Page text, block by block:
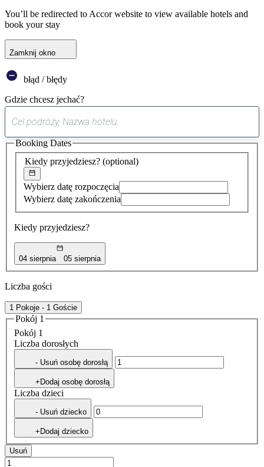
You’ll be redirected to Accor website to view available hotels and
book your stay
Zamknij okno
błąd / błędy
Gdzie chcesz jechać?
sugestia
została
znaleziona
Kiedy przyjedziesz? (optional)
Wybierz datę rozpoczęcia
Wybierz datę zakończenia
Kiedy przyjedziesz?
04 sierpnia 05 sierpnia
Booking Dates
Liczba gości
1 Pokoje - 1 Goście
Pokój 1
Pokój 1
Liczba dorosłych
- Usuń osobę dorosłą
+Dodaj osobę dorosłą
Liczba dzieci
- Usuń dziecko
+Dodaj dziecko
Usuń